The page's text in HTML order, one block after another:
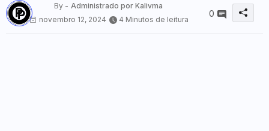
By - Administrado por Kalivma
novembro 12, 2024
4 Minutos de leitura
0